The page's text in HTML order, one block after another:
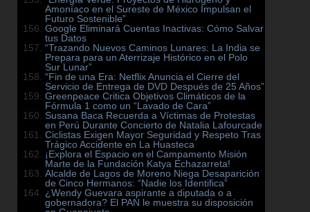
Amoníaco en el Sureste de México Impulsan el
Futuro Sostenible”
Google Eliminará Cuentas Inactivas: Cómo Salvar
tus Datos
“Trazando Nuevos Caminos Lunares: La India se
Prepara para un Aterrizaje Histórico en el Polo
Sur Lunar”
“Fin de una Era: Netflix Anuncia el Cierre del
Servicio de Entrega de DVD Después de 25 Años”
Greenpeace Critica Objetivos Climáticos de la
Fórmula 1 como un “Lavado de Cara”
Susana Baca Recuerda a Víctimas de Protestas
en Perú Durante Concierto de Natalia Lafourcade
Ciclistas Exigen Mayor Seguridad y Respeto Tras
Trágico Accidente en La Huasteca
¡Explora el Espacio en el Campamento Misión
Marte de la Fundación Katya Echazarreta!
Alcalde de Lagos de Moreno Niega Desaparición
de Cinco Hermanos: “Nadie los Identifica”
¿Wendy Guevara aspirante a diputada o a
gobernadora? El PAN le muestra su disposición